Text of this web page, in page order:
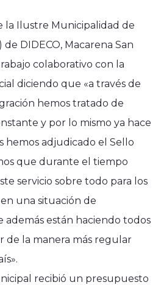
la Ilustre Municipalidad de
de DIDECO, Macarena San
colaborativo con la
diciendo que «a través de
hemos tratado de
y por lo mismo ya hace
hemos adjudicado el Sello
que durante el tiempo
servicio sobre todo para los
una situación de
están haciendo todos
de la manera más regular
recibió un presupuesto